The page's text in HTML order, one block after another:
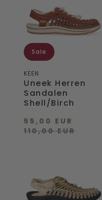
Sandalen
Shell/Birch
Sale
KEEN
Uneek Herren
Sandalen
Shell/Birch
55,00 EUR
110,00 EUR
Sandalen
Khaki/Martini
Olive